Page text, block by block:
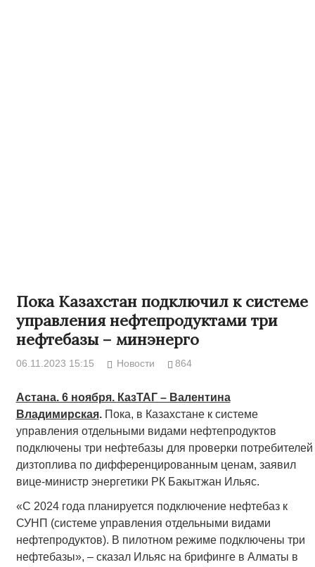
Пока Казахстан подключил к системе
управления нефтепродуктами три
нефтебазы – минэнерго
06.11.2023 15:15 Новости 864
Астана. 6 ноября. КазТАГ – Валентина
Владимирская. Пока, в Казахстане к системе
управления отдельными видами нефтепродуктов
подключены три нефтебазы для проверки потребителей
дизтоплива по дифференцированным ценам, заявил
вице-министр энергетики РК Бакытжан Ильяс.
«С 2024 года планируется подключение нефтебаз к
СУНП (системе управления отдельными видами
нефтепродуктов). В пилотном режиме подключены три
нефтебазы», – сказал Ильяс на брифинге в Алматы в